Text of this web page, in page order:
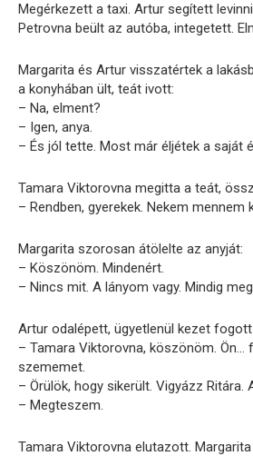
Megérkezett a taxi. Artur segített
Petrovna beült az autóba, integetett.
Margarita és Artur visszatértek a
a konyhában ült, teát ivott:
– Na, elment?
– Igen, anya.
– És jól tette. Most már éljétek a saját
Tamara Viktorovna megitta a teát,
– Rendben, gyerekek. Nekem mennem
Margarita szorosan átölelte az anyját:
– Köszönöm. Mindenért.
– Nincs mit. A lányom vagy. Mindig
Artur odalépett, ügyetlenül kezet
– Tamara Viktorovna, köszönöm. Ön…
szememet.
– Örülök, hogy sikerült. Vigyázz Ritára.
– Megteszem.
Tamara Viktorovna elutazott.